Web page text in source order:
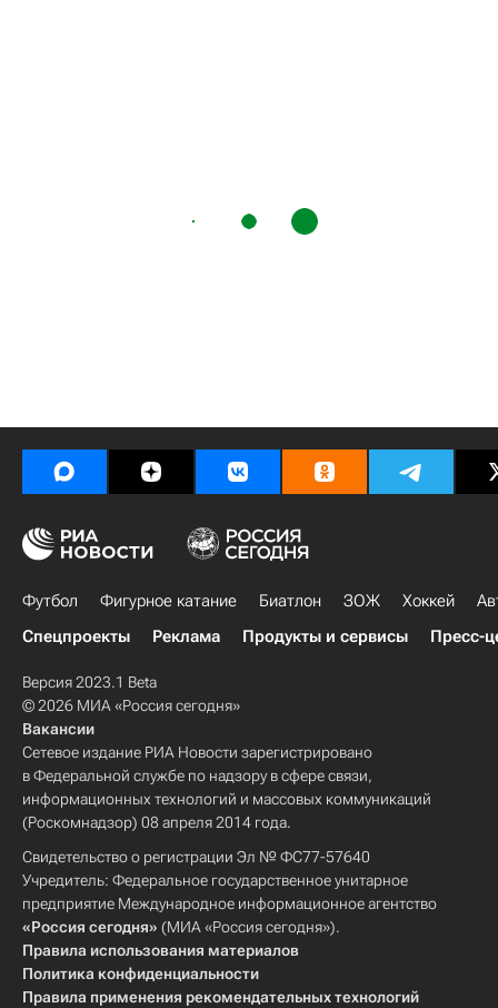
Футбол Фигурное катание Биатлон ЗОЖ Хоккей
Спецпроекты
Реклама Продукты и сервисы Пресс-
Версия 2023.1 Beta
© 2026 МИА «Россия сегодня»
Вакансии
Сетевое издание РИА Новости зарегистрировано
в Федеральной службе по надзору в сфере связи,
информационных технологий и массовых коммуникаций
(Роскомнадзор) 08 апреля 2014 года.
Свидетельство о регистрации Эл № ФС77-57640
Учредитель: Федеральное государственное унитарное
предприятие Международное информационное агентство
«Россия сегодня» (МИА «Россия сегодня»).
Правила использования материалов
Политика конфиденциальности
Правила применения рекомендательных технологий